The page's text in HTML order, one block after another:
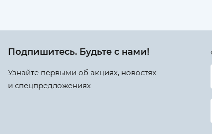
Подпишитесь. Будьте с нами!
Узнайте первыми об акциях, новостях
и спецпредложениях